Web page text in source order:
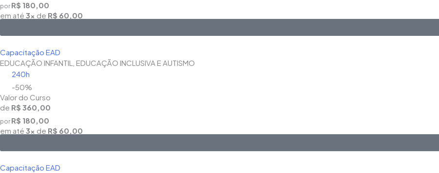
por R$ 180,00
em até 3x de R$ 60,00
Capacitação EAD
EDUCAÇÃO INFANTIL, EDUCAÇÃO INCLUSIVA E AUTISMO
240h
-50%
Valor do Curso
de R$ 360,00
por R$ 180,00
em até 3x de R$ 60,00
Capacitação EAD